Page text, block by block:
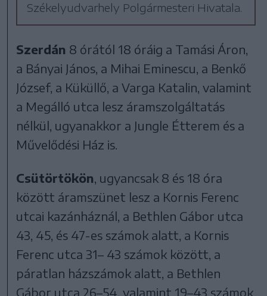
Székelyudvarhely Polgármesteri Hivatala.
Szerdán 8 órától 18 óráig a Tamási Áron,
a Bányai János, a Mihai Eminescu, a Benkő
József, a Küküllő, a Varga Katalin, valamint
a Megálló utca lesz áramszolgáltatás
nélkül, ugyanakkor a Jungle Étterem és a
Művelődési Ház is.
Csütörtökön, ugyancsak 8 és 18 óra
között áramszünet lesz a Kornis Ferenc
utcai kazánháznál, a Bethlen Gábor utca
43, 45, és 47-es számok alatt, a Kornis
Ferenc utca 31– 43 számok között, a
páratlan házszámok alatt, a Bethlen
Gábor utca 26–54, valamint 19–43 számok